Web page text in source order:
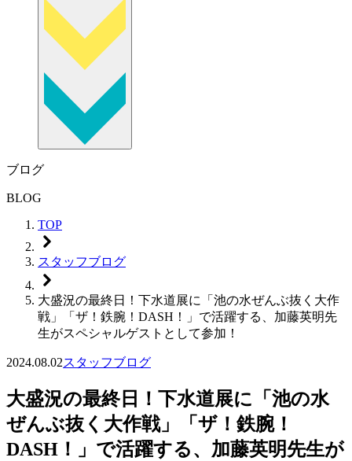
ブログ
BLOG
TOP
スタッフブログ
大盛況の最終日！下水道展に「池の水ぜんぶ抜く大作
戦」「ザ！鉄腕！DASH！」で活躍する、加藤英明先
生がスペシャルゲストとして参加！
2024.08.02スタッフブログ
大盛況の最終日！下水道展に「池の水
ぜんぶ抜く大作戦」「ザ！鉄腕！
DASH！」で活躍する、加藤英明先生が